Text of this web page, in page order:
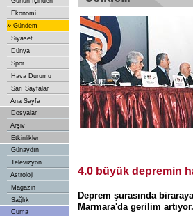
Ekonomi
» Gündem
Siyaset
Dünya
Spor
Hava Durumu
Sarı Sayfalar
Ana Sayfa
Dosyalar
Arşiv
Etkinlikler
Günaydın
Televizyon
Astroloji
Magazin
Sağlık
Cuma
4.0 büyük depremin
Deprem şurasında
Marmara'da gerilim